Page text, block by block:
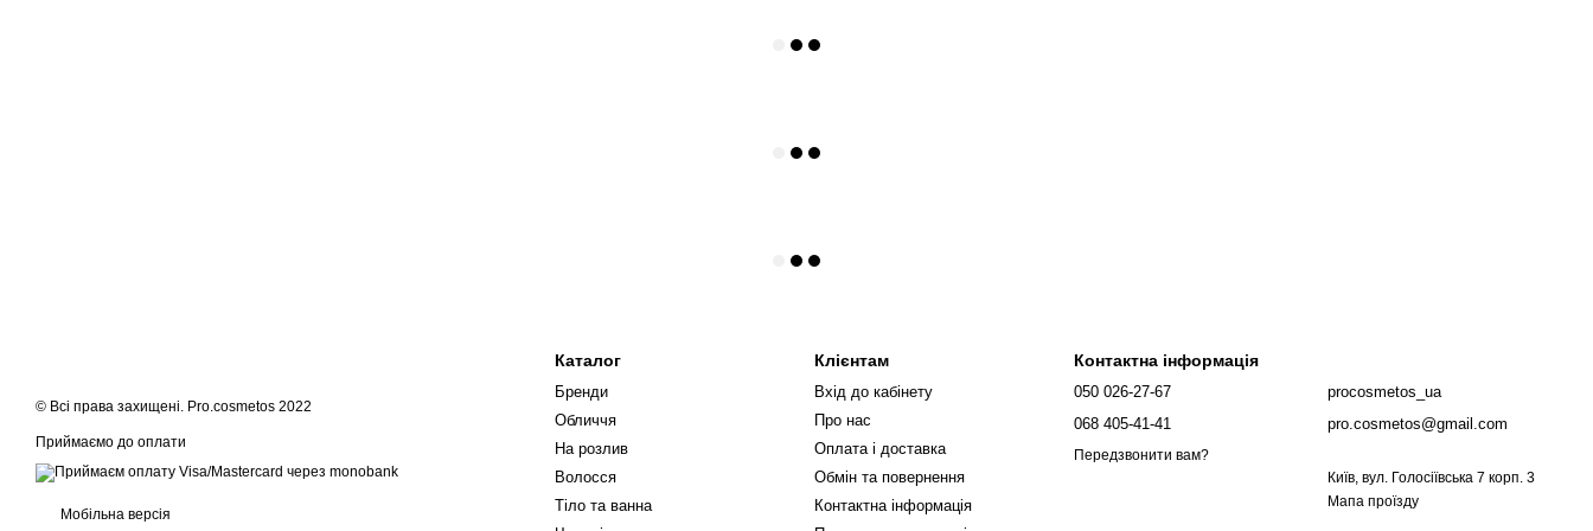
© Всі права захищені. Pro.cosmetos 2022
Приймаємо до оплати
Мобільна версія
Каталог
Бренди
Обличчя
На розлив
Волосся
Тіло та ванна
Клієнтам
Вхід до кабінету
Про нас
Оплата і доставка
Обмін та повернення
Контактна інформація
Контактна інформація
050 026-27-67
068 405-41-41
Передзвонити вам?
procosmetos_ua
pro.cosmetos@gmail.com
Київ, вул. Голосіївська 7 корп. 3
Мапа проїзду